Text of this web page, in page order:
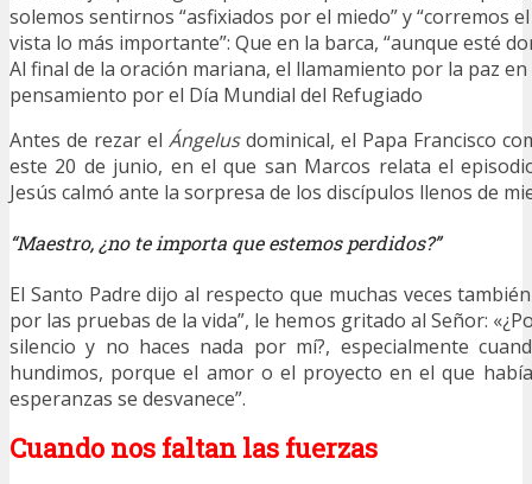
solemos sentirnos “asfixiados por el miedo” y “corremos
vista lo más importante”: Que en la barca, “aunque esté
Al final de la oración mariana, el llamamiento por la paz
pensamiento por el Día Mundial del Refugiado
Antes de rezar el Ángelusdominical, el Papa Francisco
este 20 de junio, en el que san Marcos relata el
Jesús calmó ante la sorpresa de los discípulos llenos de
“Maestro, ¿no te importa que estemos perdidos?”
El Santo Padre dijo al respecto que muchas veces
por las pruebas de la vida”, le hemos gritado al Señor:
silencio y no haces nada por mí?, especialmente
hundimos, porque el amor o el proyecto en el que
esperanzas se desvanece”.
Cuando nos faltan las fuerzas